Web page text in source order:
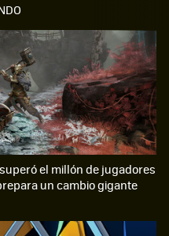
superó el millón de jugadores
un cambio gigante